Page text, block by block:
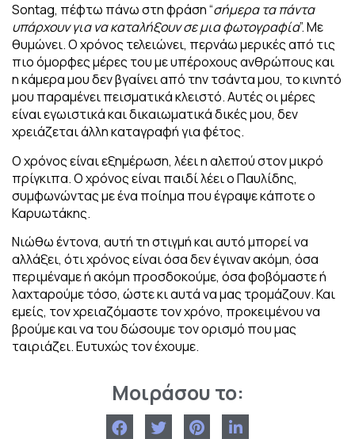
Sontag, πέφτω πάνω στη φράση “σήμερα τα πάντα
υπάρχουν για να καταλήξουν σε μια φωτογραφία”. Με
θυμώνει. Ο χρόνος τελειώνει, περνάω μερικές από τις
πιο όμορφες μέρες του με υπέροχους ανθρώπους και
η κάμερα μου δεν βγαίνει από την τσάντα μου, το κινητό
μου παραμένει πεισματικά κλειστό. Αυτές οι μέρες
είναι εγωιστικά και δικαιωματικά δικές μου, δεν
χρειάζεται άλλη καταγραφή για φέτος.
Ο χρόνος είναι εξημέρωση, λέει η αλεπού στον μικρό
πρίγκιπα. Ο χρόνος είναι παιδί λέει ο Παυλίδης,
συμφωνώντας με ένα ποίημα που έγραψε κάποτε ο
Καρυωτάκης.
Νιώθω έντονα, αυτή τη στιγμή και αυτό μπορεί να
αλλάξει, ότι χρόνος είναι όσα δεν έγιναν ακόμη, όσα
περιμέναμε ή ακόμη προσδοκούμε, όσα φοβόμαστε ή
λαχταρούμε τόσο, ώστε κι αυτά να μας τρομάζουν. Και
εμείς, τον χρειαζόμαστε τον χρόνο, προκειμένου να
βρούμε και να του δώσουμε τον ορισμό που μας
ταιριάζει. Ευτυχώς τον έχουμε.
Μοιράσου το: